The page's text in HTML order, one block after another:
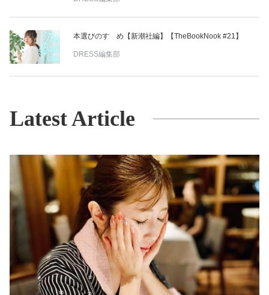
本選びのすゝめ【新潮社編】【TheBookNook #21】
DRESS編集部
Latest Article